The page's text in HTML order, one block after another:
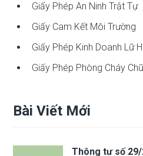
Giấy Phép An Ninh Trật Tự
Giấy Cam Kết Môi Trường
Giấy Phép Kinh Doanh Lữ
Giấy Phép Phòng Cháy
Bài Viết Mới
Thông tư số